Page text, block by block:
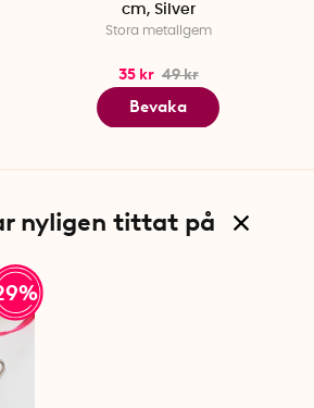
cm, Silver
Stora metallgem
35 kr 49 kr
Bevaka
nyligen tittat på